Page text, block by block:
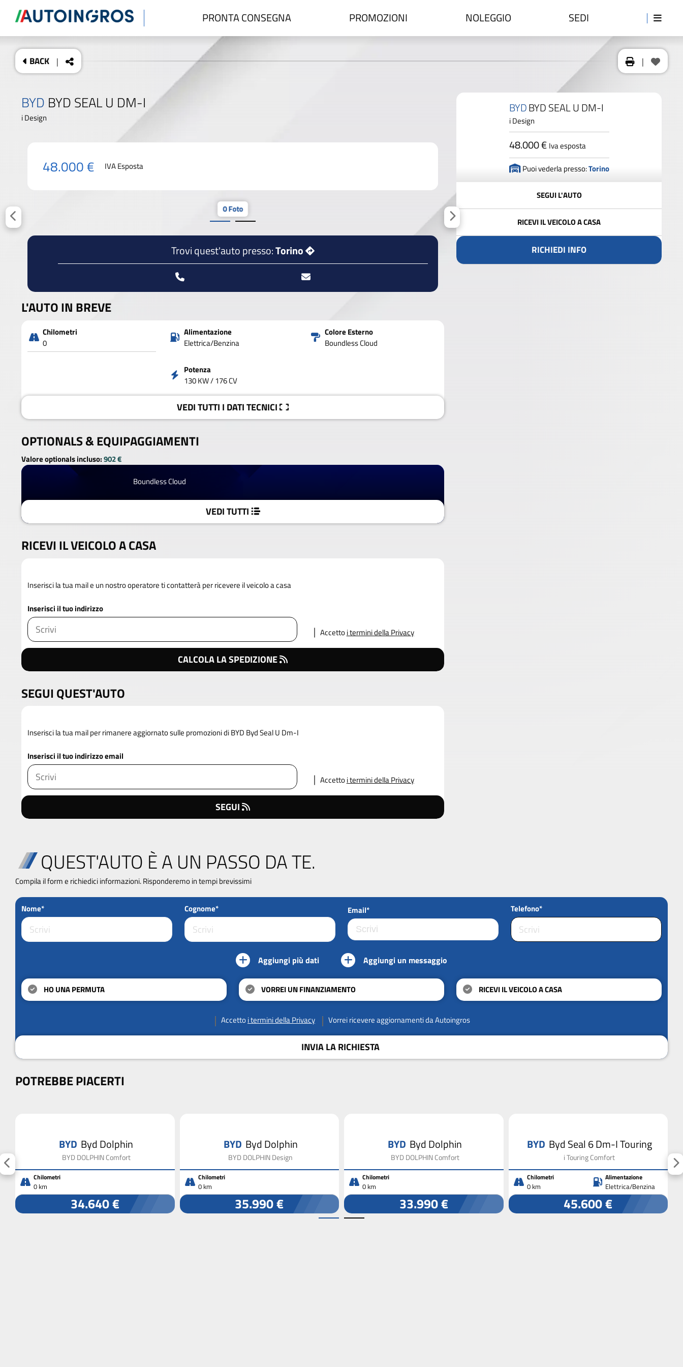
PRONTA CONSEGNA PROMOZIONI NOLEGGIO SEDI
BACK | |
BYD BYD SEAL U DM-I
i Design
48.000 € IVA Esposta
0 Foto
Trovi quest'auto presso:Torino
L'AUTO IN BREVE
Chilometri
0
Alimentazione
Elettrica/Benzina
Colore Esterno
Boundless Cloud
Potenza
130 KW / 176 CV
VEDITUTTI I DATITECNICI
OPTIONALS &EQUIPAGGIAMENTI
Valore optionals incluso:902 €
Boundless Cloud
VEDI TUTTI
RICEVI IL VEICOLO A CASA
Inserisci la tua mail e un nostro operatore ti contatterà per ricevere il veicolo a casa
Inserisci il tuo indirizzo
Accettoi termini della Privacy
CALCOLA LA SPEDIZIONE
SEGUI QUEST'AUTO
Inserisci la tua mail per rimanere aggiornato sulle promozioni di BYD Byd Seal U Dm-I
Inserisci il tuo indirizzo email
Accettoi termini della Privacy
SEGUI
BYDBYD SEAL U DM-I
i Design
48.000 € Iva esposta
Puoi vederla presso:Torino
SEGUI L'AUTO
RICEVI IL VEICOLO A CASA
RICHIEDI INFO
QUEST'AUTO È A UN PASSO DA TE.
Compila il form e richiedici informazioni. Risponderemo in tempi brevissimi
Nome* Cognome* Email* Telefono*
Aggiungi più dati Aggiungi un messaggio
HO UNA PERMUTA VORREI UN FINANZIAMENTO RICEVI IL VEICOLO A CASA
Accettoi termini della Privacy Vorrei ricevere aggiornamenti da Autoingros
INVIA LA RICHIESTA
POTREBBE PIACERTI
BYD Byd Dolphin
BYD DOLPHIN Comfort
Chilometri
0 km
34.640 €
BYD Byd Dolphin
BYD DOLPHIN Design
Chilometri
0 km
35.990 €
BYD Byd Dolphin
BYD DOLPHIN Comfort
Chilometri
0 km
33.990 €
BYD Byd Seal 6 Dm-I Touring
i Touring Comfort
Chilometri
0 km
Alimentazione
Elettrica/Benzina
45.600 €